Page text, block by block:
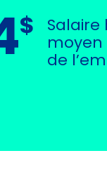
$
Salaire
moyen
de